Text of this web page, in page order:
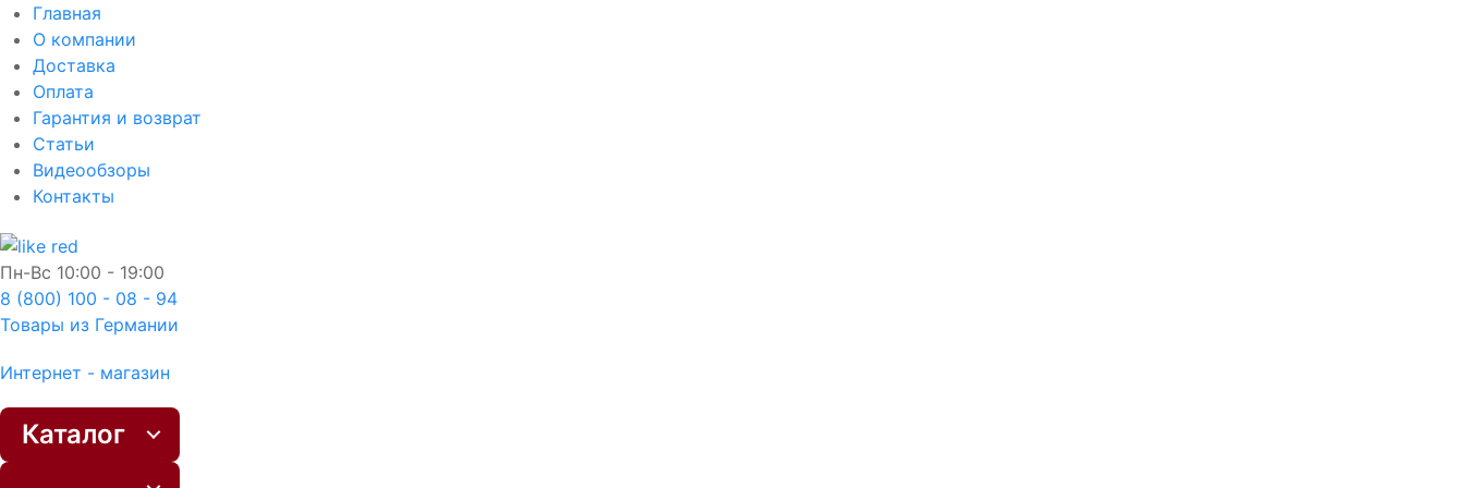
Главная
О компании
Доставка
Оплата
Гарантия и возврат
Статьи
Видеообзоры
Контакты
Пн-Вс 10:00 - 19:00
8 (800) 100 - 08 - 94
Товары из Германии
Интернет - магазин
Каталог